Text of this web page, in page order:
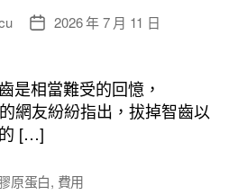
文
佈
日
期
2026 年 7 月 11 日
是相當難受的回憶，
網友紛紛指出，拔掉智齒以
[…]
原蛋白, 費用